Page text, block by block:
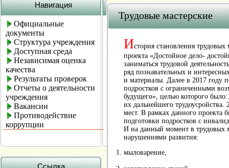
Навигация
Официальные
документы
Структура учреждения
Доступная среда
Независимая оценка
качества
Результаты проверок
Отчеты о деятельности
учреждения
Вакансии
Противодействие
коррупции
Ссылка
Трудовые мастерские
История становления
проекта «Достойное дело-
заниматься трудовой
ряд познавательных и
и материалы. Далее в 2017 году
подростков с ограниченными
будущего», целью которого
их дальнейшего
мест. В рамках данного проекта
подготовки подростков с
И на данный момент в трудовых
нарушениями развития:
мыловарение,